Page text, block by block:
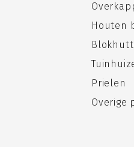
Houten
Prielen
Overige